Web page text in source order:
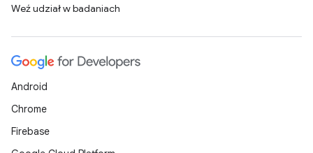
Weź udział w badaniach
Android
Chrome
Firebase